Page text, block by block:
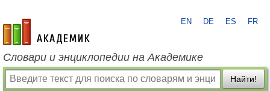
academic.ru
EN DE ES FR
Словари и энциклопедии на Академике
Найти!